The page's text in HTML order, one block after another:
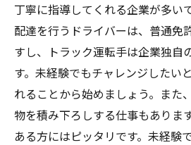
丁寧に指導してくれる企業が多い
配達を行うドライバーは、普通免
すし、トラック運転手は企業独自
す。未経験でもチャレンジしたい
れることから始めましょう。また
物を積み下ろしする仕事もありま
ある方にはピッタリです。未経験